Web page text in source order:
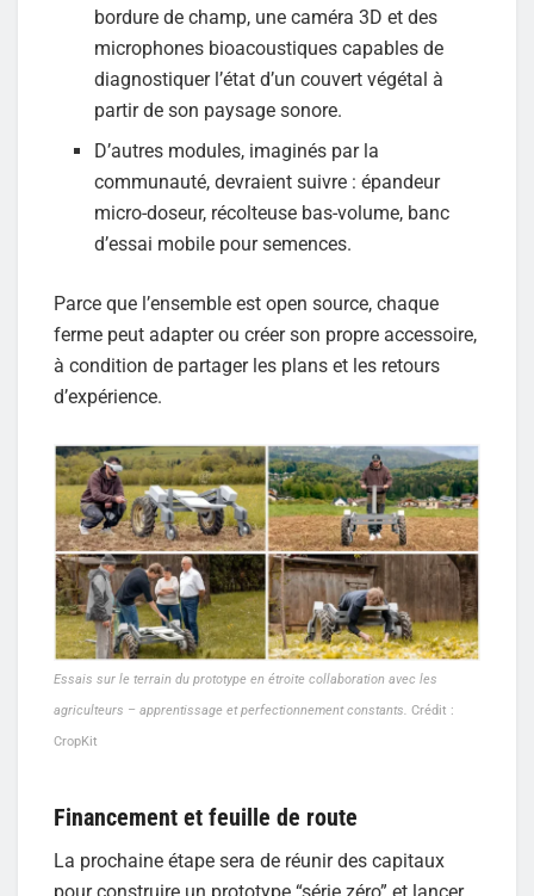
bordure de champ, une caméra 3D et des
microphones bioacoustiques capables de
diagnostiquer l’état d’un couvert végétal à
partir de son paysage sonore.
D’autres modules, imaginés par la
communauté, devraient suivre : épandeur
micro-doseur, récolteuse bas-volume, banc
d’essai mobile pour semences.
Parce que l’ensemble est open source, chaque
ferme peut adapter ou créer son propre accessoire,
à condition de partager les plans et les retours
d’expérience.
Essais sur le terrain du prototype en étroite collaboration avec les
agriculteurs – apprentissage et perfectionnement constants. Crédit :
CropKit
Financement et feuille de route
La prochaine étape sera de réunir des capitaux